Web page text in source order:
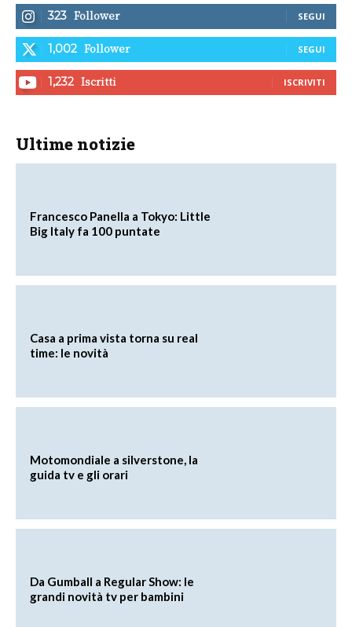
323 Follower SEGUI
1,002 Follower SEGUI
1,232 Iscritti ISCRIVITI
Ultime notizie
Francesco Panella a Tokyo: Little
Big Italy fa 100 puntate
Casa a prima vista torna su real
time: le novità
Motomondiale a silverstone, la
guida tv e gli orari
Da Gumball a Regular Show: le
grandi novità tv per bambini